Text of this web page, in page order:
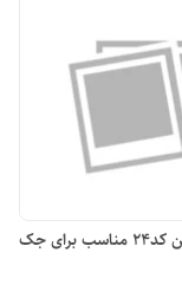
فشنگی روغن کد۲۴ مناسب برای جک